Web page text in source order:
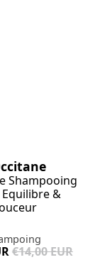
Shampooing
&
€14,00 EUR